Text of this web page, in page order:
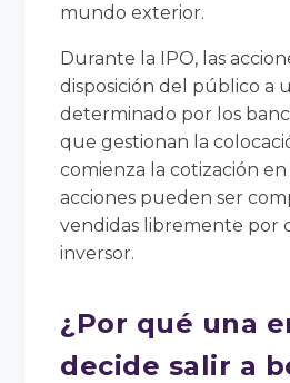
mundo exterior.
Durante la IPO, las
disposición del público a
determinado por los
que gestionan la
comienza la cotización en
acciones pueden ser
vendidas libremente por
inversor.
¿Por qué una
decide salir a